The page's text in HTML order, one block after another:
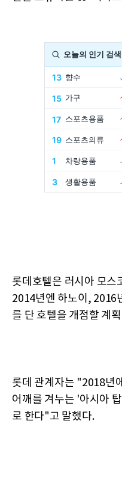
롯데호텔은 러시아 모스
2014년엔 하노이, 2016
를 단 호텔을 개점할 계
롯데 관계자는 "2018년
어깨를 겨누는 '아시아
로 한다"고 말했다.